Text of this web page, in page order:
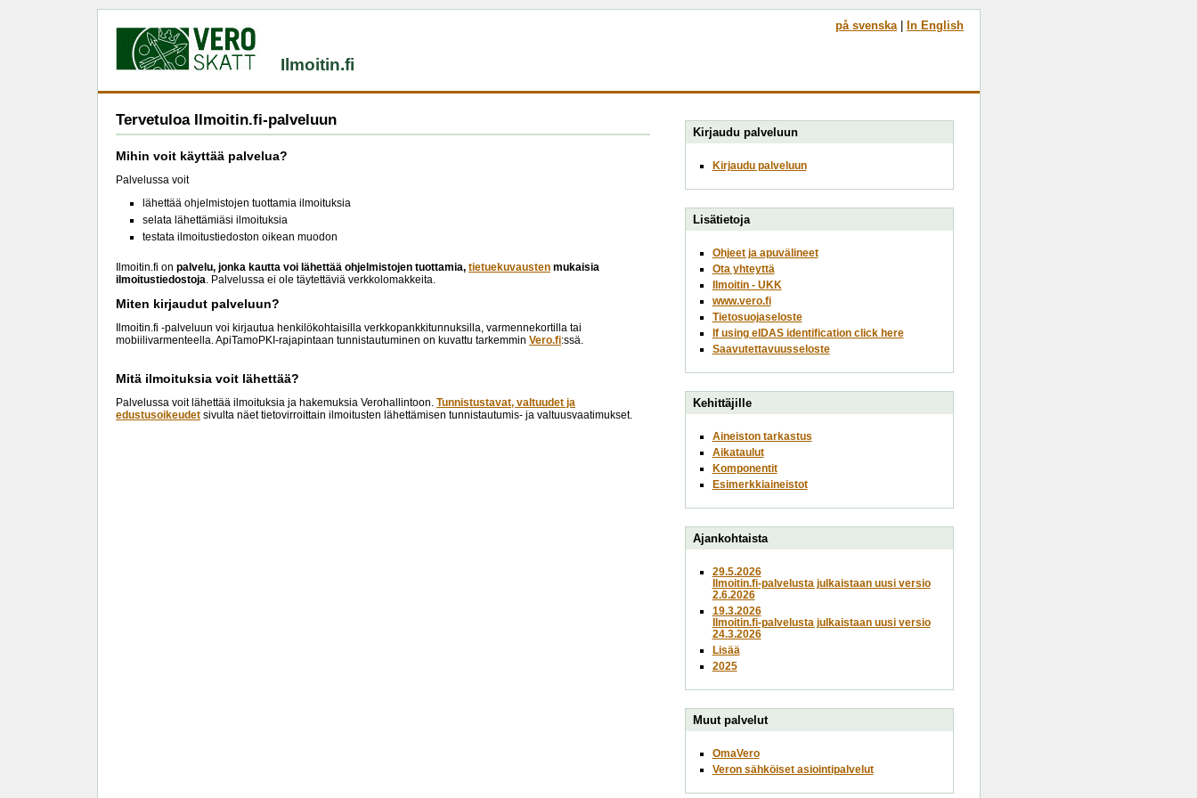
Ilmoitin.fi
på svenska| In English
Tervetuloa Ilmoitin.fi-palveluun
Mihin voit käyttää palvelua?
Palvelussa voit
lähettää ohjelmistojen tuottamia ilmoituksia
selata lähettämiäsi ilmoituksia
testata ilmoitustiedoston oikean muodon
Ilmoitin.fi on palvelu, jonka kautta voi lähettää ohjelmistojen tuottamia, tietuekuvausten mukaisia
ilmoitustiedostoja. Palvelussa ei ole täytettäviä verkkolomakkeita.
Miten kirjaudut palveluun?
Ilmoitin.fi -palveluun voi kirjautua henkilökohtaisilla verkkopankkitunnuksilla, varmennekortilla tai
mobiilivarmenteella. ApiTamoPKI-rajapintaan tunnistautuminen on kuvattu tarkemmin Vero.fi:ssä.
Mitä ilmoituksia voit lähettää?
Palvelussa voit lähettää ilmoituksia ja hakemuksia Verohallintoon. Tunnistustavat, valtuudet ja
edustusoikeudet sivulta näet tietovirroittain ilmoitusten lähettämisen tunnistautumis- ja valtuusvaatimukset.
Kirjaudu palveluun
Kirjaudu palveluun
Lisätietoja
Ohjeet ja apuvälineet
Ota yhteyttä
Ilmoitin - UKK
www.vero.fi
Tietosuojaseloste
If using eIDAS identification click here
Saavutettavuusseloste
Kehittäjille
Aineiston tarkastus
Aikataulut
Komponentit
Esimerkkiaineistot
Ajankohtaista
29.5.2026
Ilmoitin.fi-palvelusta julkaistaan uusi versio
2.6.2026
19.3.2026
Ilmoitin.fi-palvelusta julkaistaan uusi versio
24.3.2026
Lisää
2025
Muut palvelut
OmaVero
Veron sähköiset asiointipalvelut